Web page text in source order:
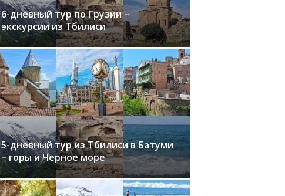
6-дневный тур по Грузии –
экскурсии из Тбилиси
5-дневный тур из Тбилиси в Батуми
– горы и Черное море